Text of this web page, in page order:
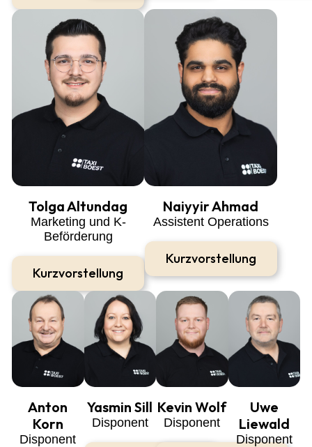
Tolga Altundag
Marketing und K-
Beförderung
Kurzvorstellung
Naiyyir Ahmad
Assistent Operations
Kurzvorstellung
Anton
Korn
Disponent
Yasmin Sill
Disponent
Kevin Wolf
Disponent
Uwe
Liewald
Disponent